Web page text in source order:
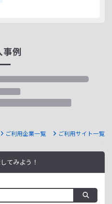
事例
ご利用企業一覧 ご利用サイト一覧
てみよう！